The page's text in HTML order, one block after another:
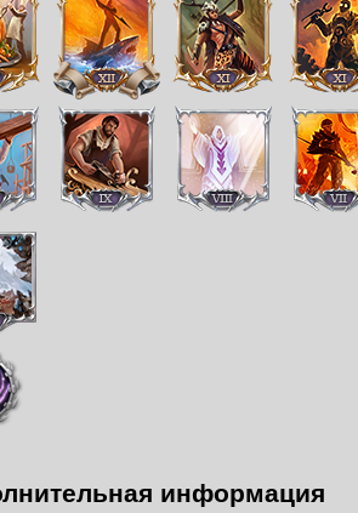
информация